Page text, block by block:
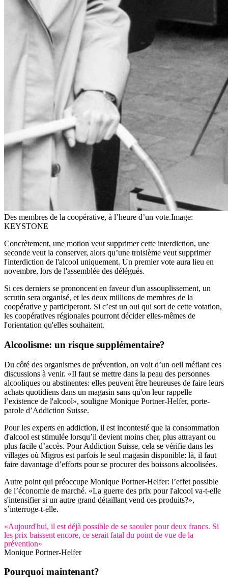
Des membres de la coopérative, à l’heure d’un vote.Image:
KEYSTONE
Concrètement, une motion veut supprimer cette interdiction, une
seconde veut la conserver, alors qu’une troisième veut supprimer
l'interdiction de l'alcool uniquement. Un premier vote aura lieu en
novembre, lors de l'assemblée des délégués.
Si ces derniers se prononcent en faveur d'un assouplissement, un
scrutin sera organisé, et les deux millions de membres de la
coopérative y participeront. Si c’est un oui qui sort de cette votation,
les coopératives régionales pourront décider elles-mêmes de
l'orientation qu'elles souhaitent.
Alcoolisme: un risque supplémentaire?
Du côté des organismes de prévention, on voit d’un oeil méfiant ces
discussions à venir. «Il faut se mettre dans la peau des personnes
alcooliques ou abstinentes: elles peuvent être heureuses de faire leurs
achats quotidiens dans un magasin sans qu'on leur rappelle
l’existence de l'alcool», souligne Monique Portner-Helfer, porte-
parole d’Addiction Suisse.
Pour les experts en addiction, il est incontesté que la consommation
d'alcool est stimulée lorsqu’il devient moins cher, plus attrayant ou
plus facile d’accès. Pour Addiction Suisse, cela se vérifie dans les
villages où Migros est parfois le seul magasin disponible: là, il faut
faire davantage d’efforts pour se procurer des boissons alcoolisées.
Autre point qui préoccupe Monique Portner-Helfer: l’effet possible
de l’économie de marché. «La guerre des prix pour l'alcool va-t-elle
s'intensifier si un autre grand détaillant vend ces produits?»,
s’interroge-t-elle.
«Aujourd'hui, il est déjà possible de se saouler pour deux francs. Si
les prix baissent encore, ce serait fatal du point de vue de la
prévention»
Monique Portner-Helfer
Pourquoi maintenant?